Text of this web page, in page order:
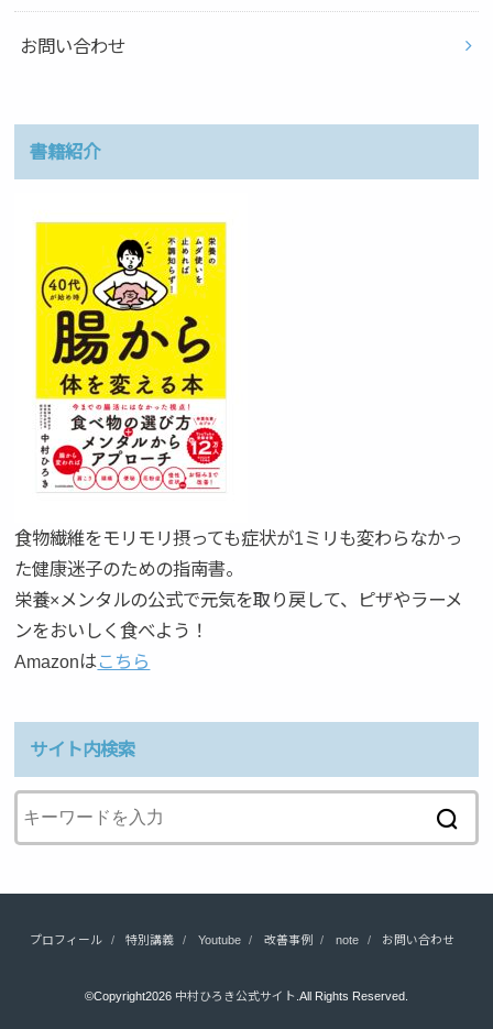
お問い合わせ
書籍紹介
食物繊維をモリモリ摂っても症状が1ミリも変わらなかっ
た健康迷子のための指南書。
栄養×メンタルの公式で元気を取り戻して、ピザやラーメ
ンをおいしく食べよう！
Amazonはこちら
サイト内検索
プロフィール 特別講義 Youtube 改善事例 note お問い合わせ
©Copyright2026 中村ひろき公式サイト .All Rights Reserved.